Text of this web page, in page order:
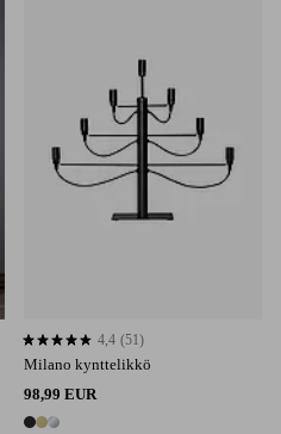
Milano kynttelikkö
98,99 EUR
4,4 perustuen 51 arvosanaan
4,4 (51)